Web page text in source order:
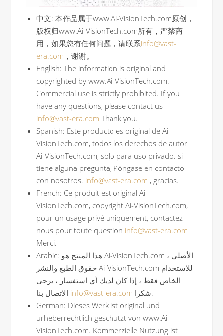
中文: 本作品属于www.Ai-VisionTech.com原创，
版权归www.Ai-VisionTech.com所有，严禁商
用，如果您有任何问题，请联系info@vast-
era.com ，谢谢。
English: The information is original and
copyrighted by www.Ai-VisionTech.com.
Commercial use is strictly prohibited. If you
have any questions, please contact us
info@vast-era.com Thank you.
Spanish: Este producto es original de Ai-
VisionTech.com, todos los derechos de autor
Ai-VisionTech.com, solo para uso privado. si
tiene alguna pregunta, Póngase en contacto
con nosotros. info@vast-era.com , gracias.
French: Ce produit est original Ai-
VisionTech.com, copyright Ai-VisionTech.com,
pour un usage privé uniquement, contactez –
nous pour toute question info@vast-era.com
Merci.
Arabic: هذا المنتج هو Ai-VisionTech.com الأصلي ،
حقوق الطبع والنشر Ai-VisionTech.com للاستخدام
الخاص فقط ، إذا كان لديك أي استفسار ، يرجى
info@vast-era.com
شكرا.
German: Dieses Werk ist original und
urheberrechtlich geschützt von www.Ai-
VisionTech.com. Kommerzielle Nutzung ist